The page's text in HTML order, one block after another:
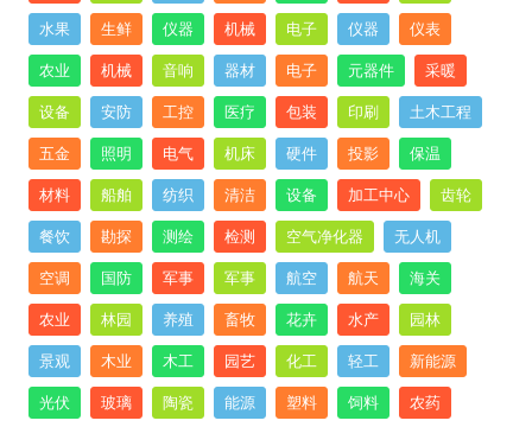
水果 生鲜 仪器 机械 电子 仪器 仪表
农业 机械 音响 器材 电子 元器件 采暖
设备 安防 工控 医疗 包装 印刷 土木工程
五金 照明 电气 机床 硬件 投影 保温
材料 船舶 纺织 清洁 设备 加工中心 齿轮
餐饮 勘探 测绘 检测 空气净化器 无人机
空调 国防 军事 军事 航空 航天 海关
农业 林园 养殖 畜牧 花卉 水产 园林
景观 木业 木工 园艺 化工 轻工 新能源
光伏 玻璃 陶瓷 能源 塑料 饲料 农药